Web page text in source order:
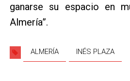
ganarse su espacio en
Almería”.
ALMERÍA INÉS PLAZA